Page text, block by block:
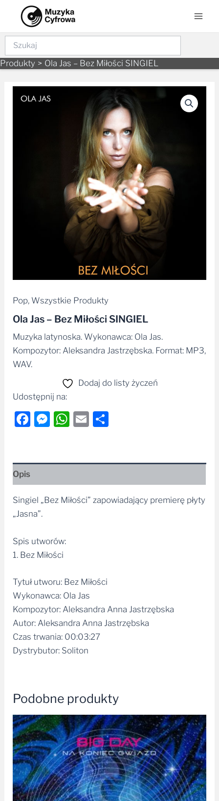
content
Szukaj
Produkty Ola Jas – Bez Miłości SINGIEL
Pop, Wszystkie Produkty
Ola Jas – Bez Miłości SINGIEL
Muzyka latynoska. Wykonawca: Ola Jas.
Kompozytor: Aleksandra Jastrzębska. Format: MP3,
WAV.
Dodaj do listy życzeń
Udostępnij na:
Facebook
Messenger
WhatsApp
Email
Opis
Singiel „Bez Miłości” zapowiadający premierę płyty
„Jasna”.
Spis utworów:
1. Bez Miłości
Tytuł utworu: Bez Miłości
Wykonawca: Ola Jas
Kompozytor: Aleksandra Anna Jastrzębska
Autor: Aleksandra Anna Jastrzębska
Czas trwania: 00:03:27
Dystrybutor: Soliton
Podobne produkty
Zakres
cen:
od
34,99 zł
do
129,99 zł